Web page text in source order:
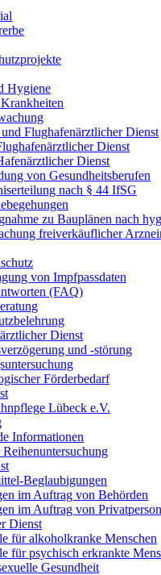
Hygiene
Flughafenärztlicher Dienst​
Dienst​
Dienst
von Gesundheitsberufen
nach § 44 IfSG
zu Bauplänen nach
freiverkäuflicher
von Impfpassdaten
(FAQ)
Dienst
und -störung
Förderbedarf
Lübeck e.V.
Informationen
Beglaubigungen
im Auftrag von Behörden
im Auftrag von
Dienst
für alkoholkranke Menschen
für psychisch erkrankte
Gesundheit